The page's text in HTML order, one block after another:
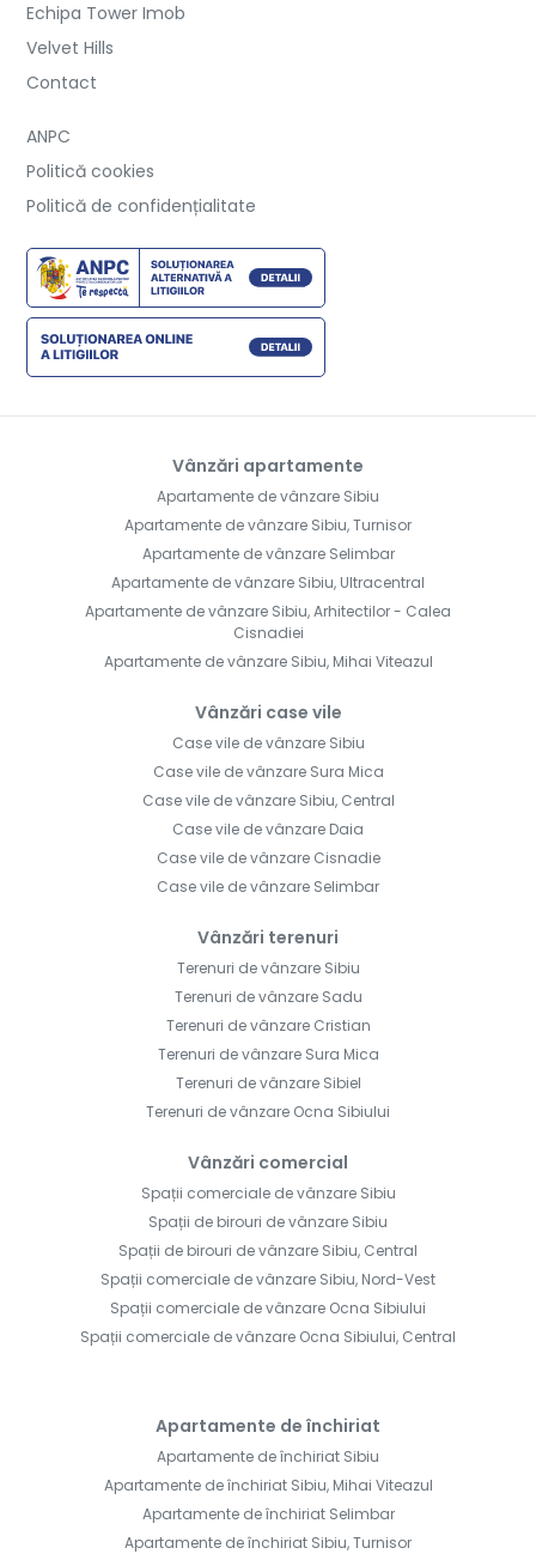
Echipa Tower Imob
Velvet Hills
Contact
ANPC
Politică cookies
Politică de confidențialitate
Vânzări apartamente
Apartamente de vânzare Sibiu
Apartamente de vânzare Sibiu, Turnisor
Apartamente de vânzare Selimbar
Apartamente de vânzare Sibiu, Ultracentral
Apartamente de vânzare Sibiu, Arhitectilor - Calea
Cisnadiei
Apartamente de vânzare Sibiu, Mihai Viteazul
Vânzări case vile
Case vile de vânzare Sibiu
Case vile de vânzare Sura Mica
Case vile de vânzare Sibiu, Central
Case vile de vânzare Daia
Case vile de vânzare Cisnadie
Case vile de vânzare Selimbar
Vânzări terenuri
Terenuri de vânzare Sibiu
Terenuri de vânzare Sadu
Terenuri de vânzare Cristian
Terenuri de vânzare Sura Mica
Terenuri de vânzare Sibiel
Terenuri de vânzare Ocna Sibiului
Vânzări comercial
Spații comerciale de vânzare Sibiu
Spații de birouri de vânzare Sibiu
Spații de birouri de vânzare Sibiu, Central
Spații comerciale de vânzare Sibiu, Nord-Vest
Spații comerciale de vânzare Ocna Sibiului
Spații comerciale de vânzare Ocna Sibiului, Central
Apartamente de închiriat
Apartamente de închiriat Sibiu
Apartamente de închiriat Sibiu, Mihai Viteazul
Apartamente de închiriat Selimbar
Apartamente de închiriat Sibiu, Turnisor